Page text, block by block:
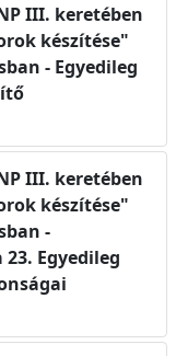
III. keretében
készítése"
- Egyedileg
III. keretében
készítése"
-
Egyedileg